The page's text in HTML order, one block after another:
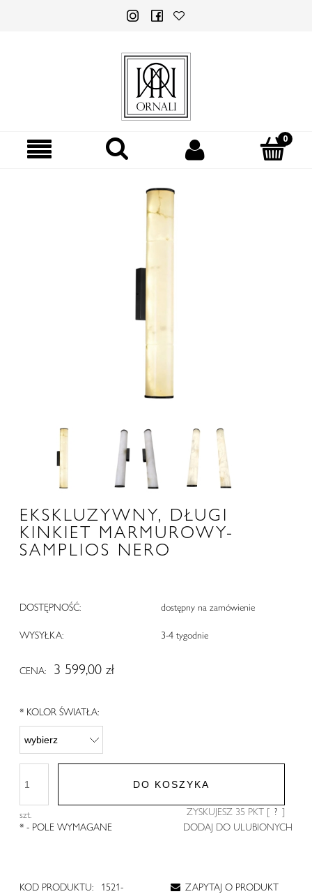
EKSKLUZYWNY, DŁUGI
KINKIET MARMUROWY-
SAMPLIOS NERO
DOSTĘPNOŚĆ: dostępny na zamówienie
WYSYŁKA: 3-4 tygodnie
CENA: 3 599,00 zł
* KOLOR ŚWIATŁA:
szt.
DO KOSZYKA
ZYSKUJESZ 35 PKT [ ? ]
DODAJ DO ULUBIONYCH
* - POLE WYMAGANE
KOD PRODUKTU:
1521-
ZAPYTAJ O PRODUKT